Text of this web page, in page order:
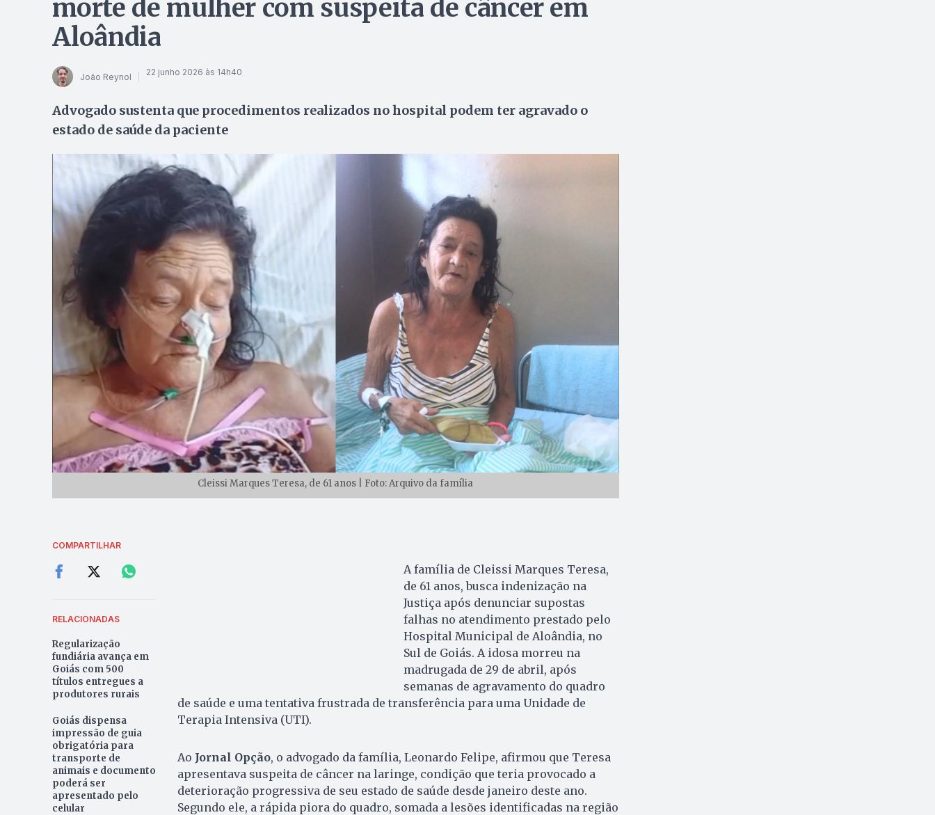
morte de mulher com suspeita de câncer em
Aloândia
João Reynol 22 junho 2026 às 14h40
Advogado sustenta que procedimentos realizados no hospital podem ter agravado o
estado de saúde da paciente
Cleissi Marques Teresa, de 61 anos | Foto: Arquivo da família
COMPARTILHAR
RELACIONADAS
Regularização
fundiária avança em
Goiás com 500
títulos entregues a
produtores rurais
Goiás dispensa
impressão de guia
obrigatória para
transporte de
animais e documento
poderá ser
apresentado pelo
celular
A família de Cleissi Marques Teresa,
de 61 anos, busca indenização na
Justiça após denunciar supostas
falhas no atendimento prestado pelo
Hospital Municipal de Aloândia, no
Sul de Goiás. A idosa morreu na
madrugada de 29 de abril, após
semanas de agravamento do quadro
de saúde e uma tentativa frustrada de transferência para uma Unidade de
Terapia Intensiva (UTI).
Ao Jornal Opção, o advogado da família, Leonardo Felipe, afirmou que Teresa
apresentava suspeita de câncer na laringe, condição que teria provocado a
deterioração progressiva de seu estado de saúde desde janeiro deste ano.
Segundo ele, a rápida piora do quadro, somada a lesões identificadas na região